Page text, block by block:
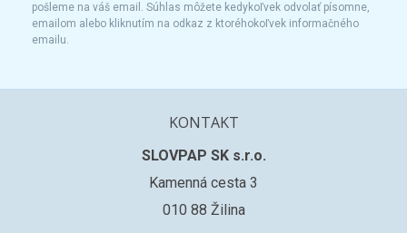
pošleme na váš email. Súhlas môžete kedykoľvek odvolať písomne,
emailom alebo kliknutím na odkaz z ktoréhokoľvek informačného
emailu.
KONTAKT
SLOVPAP SK s.r.o.
Kamenná cesta 3
010 88 Žilina